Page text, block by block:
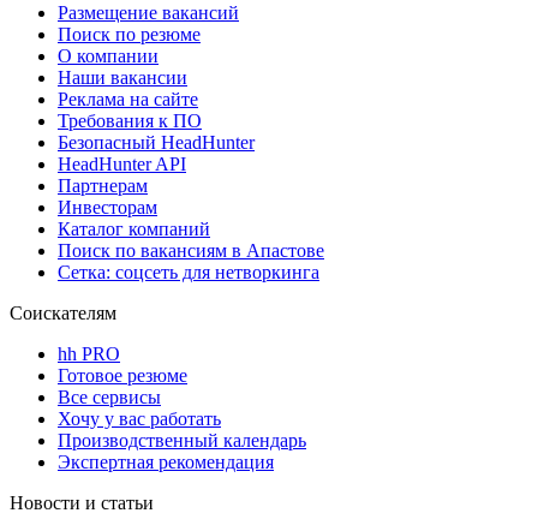
Размещение вакансий
Поиск по резюме
О компании
Наши вакансии
Реклама на сайте
Требования к ПО
Безопасный HeadHunter
HeadHunter API
Партнерам
Инвесторам
Каталог компаний
Поиск по вакансиям в Апастове
Сетка: соцсеть для нетворкинга
Соискателям
hh PRO
Готовое резюме
Все сервисы
Хочу у вас работать
Производственный календарь
Экспертная рекомендация
Новости и статьи